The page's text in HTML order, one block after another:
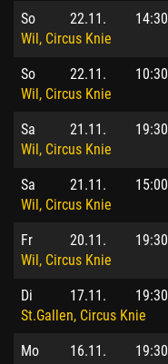
So 22.11.
14:30
Wil, Circus Knie
So 22.11.
10:30
Wil, Circus Knie
Sa 21.11.
19:30
Wil, Circus Knie
Sa 21.11.
15:00
Wil, Circus Knie
Fr 20.11.
19:30
Wil, Circus Knie
Di 17.11.
19:30
St.Gallen, Circus Knie
Mo 16.11.
19:30